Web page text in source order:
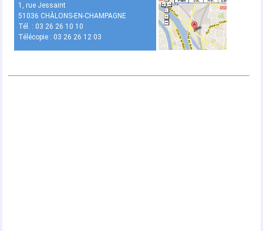
1, rue Jessaint
51036 CHÂLONS-EN-CHAMPAGNE
Tél. : 03 26 26 10 10
Télécopie : 03 26 26 12 03